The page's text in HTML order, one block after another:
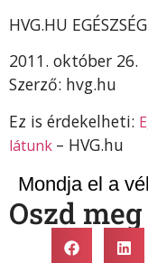
HVG.HU EGÉSZSÉG
2011. október 26.
Szerző: hvg.hu
Ez is érdekelheti:
látunk – HVG.hu
Mondja el a
Oszd